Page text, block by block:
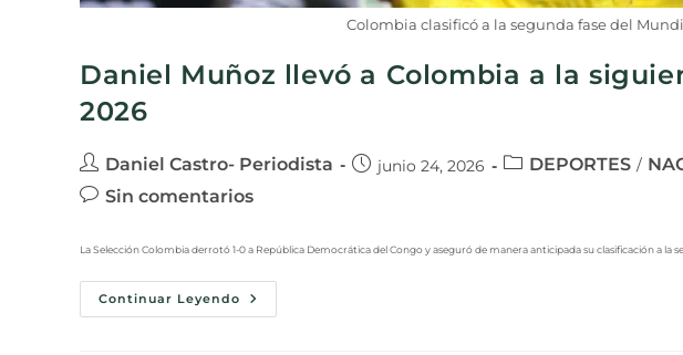
Colombia clasificó a la segunda fase del
Daniel Muñoz llevó a Colombia a la
2026
Daniel Castro- Periodista junio 24, 2026 DEPORTES /
Sin comentarios
La Selección Colombia derrotó 1-0 a República Democrática del Congo y aseguró de manera anticipada su clasificación a la
Continuar Leyendo